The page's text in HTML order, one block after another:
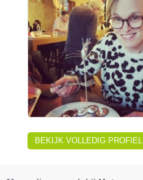
BEKIJK VOLLEDIG PROFIEL